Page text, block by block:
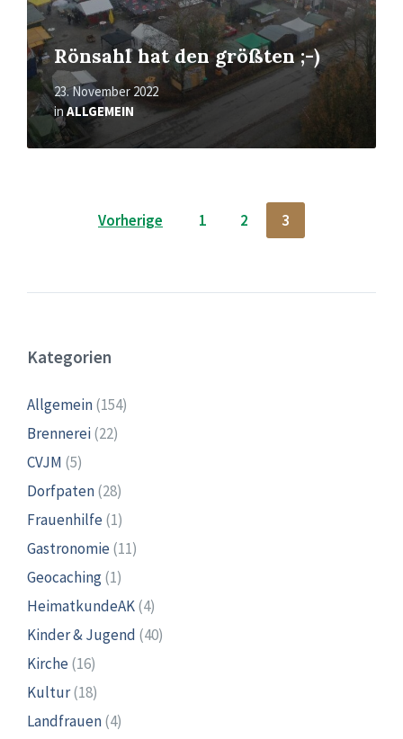
Rönsahl hat den größten ;-)
23. November 2022
in ALLGEMEIN
Seitennummerierung
Beiträge
Vorherige 1 2 3
Kategorien
Allgemein(154)
Brennerei(22)
CVJM (5)
Dorfpaten(28)
Frauenhilfe(1)
Gastronomie(11)
Geocaching(1)
HeimatkundeAK(4)
Kinder & Jugend (40)
Kirche(16)
Kultur(18)
Landfrauen(4)